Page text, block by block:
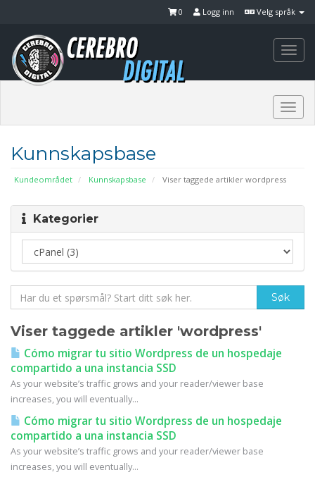
Velg språk
Logg inn
0
Kunnskapsbase
Kundeområdet Kunnskapsbase Viser taggede artikler wordpress
Kategorier
Viser taggede artikler 'wordpress'
Cómo migrar tu sitio Wordpress de un hospedaje
compartido a una instancia SSD
As your website’s traffic grows and your reader/viewer base
increases, you will eventually...
Cómo migrar tu sitio Wordpress de un hospedaje
compartido a una instancia SSD
As your website’s traffic grows and your reader/viewer base
increases, you will eventually...